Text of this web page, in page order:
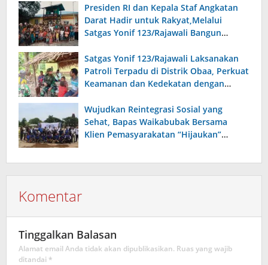
Presiden RI dan Kepala Staf Angkatan
Darat Hadir untuk Rakyat,Melalui
Satgas Yonif 123/Rajawali Bangun
Satgas Yonif 123/Rajawali Laksanakan
Patroli Terpadu di Distrik Obaa, Perkuat
Keamanan dan Kedekatan dengan
Wujudkan Reintegrasi Sosial yang
Sehat, Bapas Waikabubak Bersama
Klien Pemasyarakatan “Hijaukan”
Komentar
Tinggalkan Balasan
Alamat email Anda tidak akan dipublikasikan. Ruas yang wajib
ditandai *